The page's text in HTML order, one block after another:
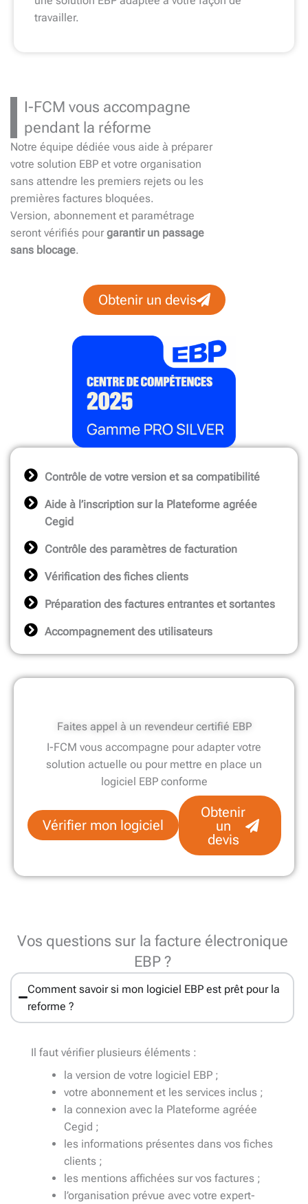
travailler.
I-FCM vous accompagne
pendant la réforme
Notre équipe dédiée vous aide à préparer
votre solution EBP et votre organisation
sans attendre les premiers rejets ou les
premières factures bloquées.
Version, abonnement et paramétrage
seront vérifiés pourgarantir un passage
sans blocage.
Obtenir un devis
Contrôle de votre version et sa compatibilité
Aide à l’inscription sur la Plateforme agréée
Cegid
Contrôle des paramètres de facturation
Vérification des fiches clients
Préparation des factures entrantes et sortantes
Accompagnement des utilisateurs
Faites appel à un revendeur certifié EBP
I-FCM vous accompagne pour adapter votre
solution actuelle ou pour mettre en place un
logiciel EBP conforme
Vérifier mon logiciel
Obtenir
un
devis
Vos questions sur la facture électronique
EBP ?
Comment savoir si mon logiciel EBP est prêt pour la
reforme ?
Il faut vérifier plusieurs éléments :
la version de votre logiciel EBP ;
votre abonnement et les services inclus ;
la connexion avec la Plateforme agréée
Cegid ;
les informations présentes dans vos fiches
clients ;
les mentions affichées sur vos factures ;
l’organisation prévue avec votre expert-